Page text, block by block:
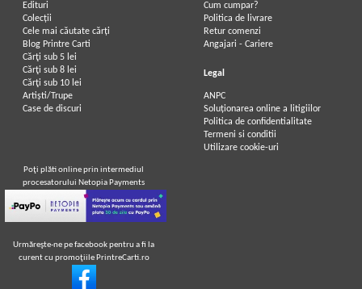
Edituri
Colecții
Cele mai căutate cărți
Blog Printre Carti
Cărţi sub 5 lei
Cărţi sub 8 lei
Cărţi sub 10 lei
Artiști/Trupe
Case de discuri
Cum cumpar?
Politica de livrare
Retur comenzi
Angajari - Cariere
Legal
ANPC
Soluționarea online a litigiilor
Politica de confidentialitate
Termeni si conditii
Utilizare cookie-uri
Poţi plăti online prin intermediul
procesatorului Netopia Payments
Urmăreşte-ne pe facebook pentru a fi la
curent cu promoţiile PrintreCarti.ro